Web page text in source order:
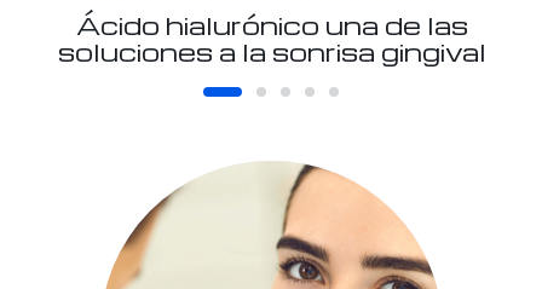
Ácido hialurónico una de las
soluciones a la sonrisa gingival